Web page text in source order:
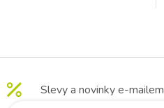
(kyselinu chlornou), kterou
než 0,01 %. - Čistí, osvěžuje.
Slevy a novinky e-mailem